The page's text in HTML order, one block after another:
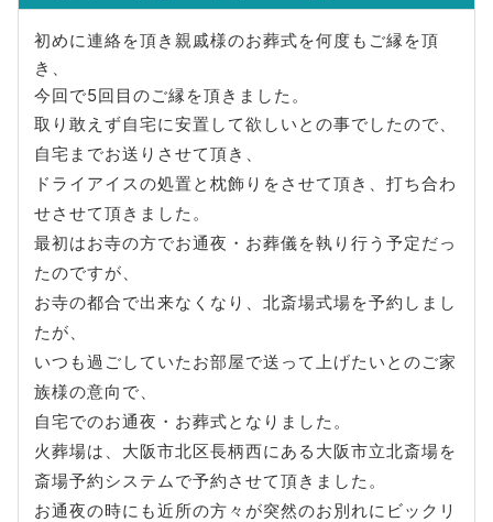
初めに連絡を頂き親戚様のお葬式を何度もご縁を頂
き、
今回で5回目のご縁を頂きました。
取り敢えず自宅に安置して欲しいとの事でしたので、
自宅までお送りさせて頂き、
ドライアイスの処置と枕飾りをさせて頂き、打ち合わ
せさせて頂きました。
最初はお寺の方でお通夜・お葬儀を執り行う予定だっ
たのですが、
お寺の都合で出来なくなり、北斎場式場を予約しまし
たが、
いつも過ごしていたお部屋で送って上げたいとのご家
族様の意向で、
自宅でのお通夜・お葬式となりました。
火葬場は、大阪市北区長柄西にある大阪市立北斎場を
斎場予約システムで予約させて頂きました。
お通夜の時にも近所の方々が突然のお別れにビックリ